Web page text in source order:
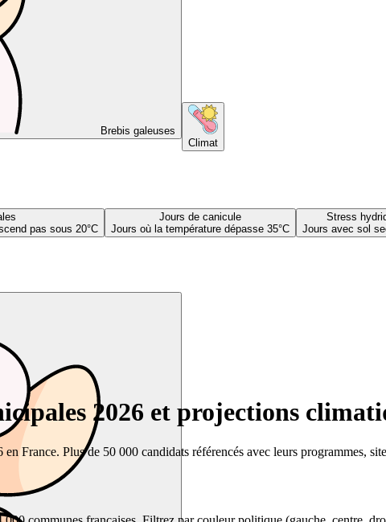
Brebis galeuses
Climat
pas sous 20°C
Jours de canicule
Jours où la température dépasse 35°C
Stress
Jours avec sol
2026 et projections
France. Plus de 50 000 candidats référencés avec leurs programmes,